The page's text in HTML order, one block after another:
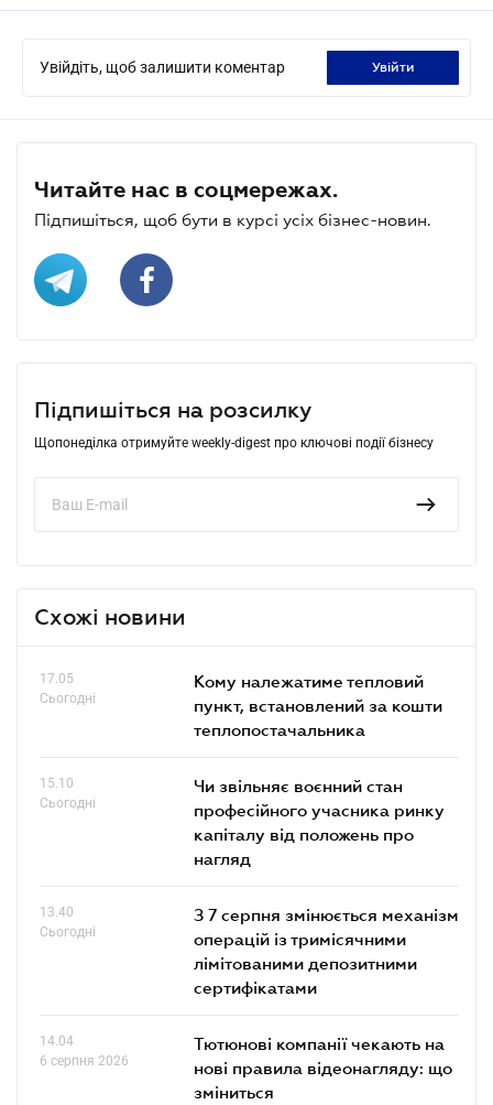
Увійдіть, щоб залишити коментар увійти
Читайте нас в соцмережах.
Підпишіться, щоб бути в курсі усіх бізнес-новин.
Підпишіться на розсилку
Щопонеділка отримуйте weekly-digest про ключові події бізнесу
Схожі новини
17.05
Сьогодні
Кому належатиме тепловий
пункт, встановлений за кошти
теплопостачальника
15.10
Сьогодні
Чи звільняє воєнний стан
професійного учасника ринку
капіталу від положень про
нагляд
13.40
Сьогодні
З 7 серпня змінюється механізм
операцій із тримісячними
лімітованими депозитними
сертифікатами
14.04
6 серпня 2026
Тютюнові компанії чекають на
нові правила відеонагляду: що
зміниться